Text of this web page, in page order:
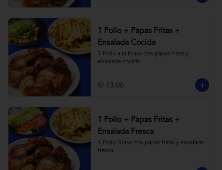
1 Pollo + Papas Fritas +
Ensalada Cocida
1 Pollo a la brasa con papas fritas y
ensalada cocida.
S/ 73.00
1 Pollo + Papas Fritas +
Ensalada Fresca
1 Pollo Brasa con papas fritas y ensalada
fresca